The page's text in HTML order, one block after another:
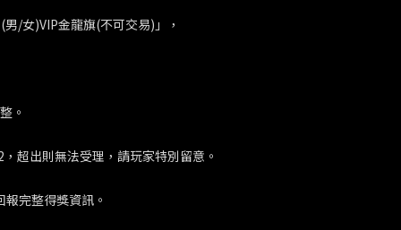
/女)VIP金龍旗(不可交易)」，
。
超出則無法受理，請玩家特別留意。
完整得獎資訊。